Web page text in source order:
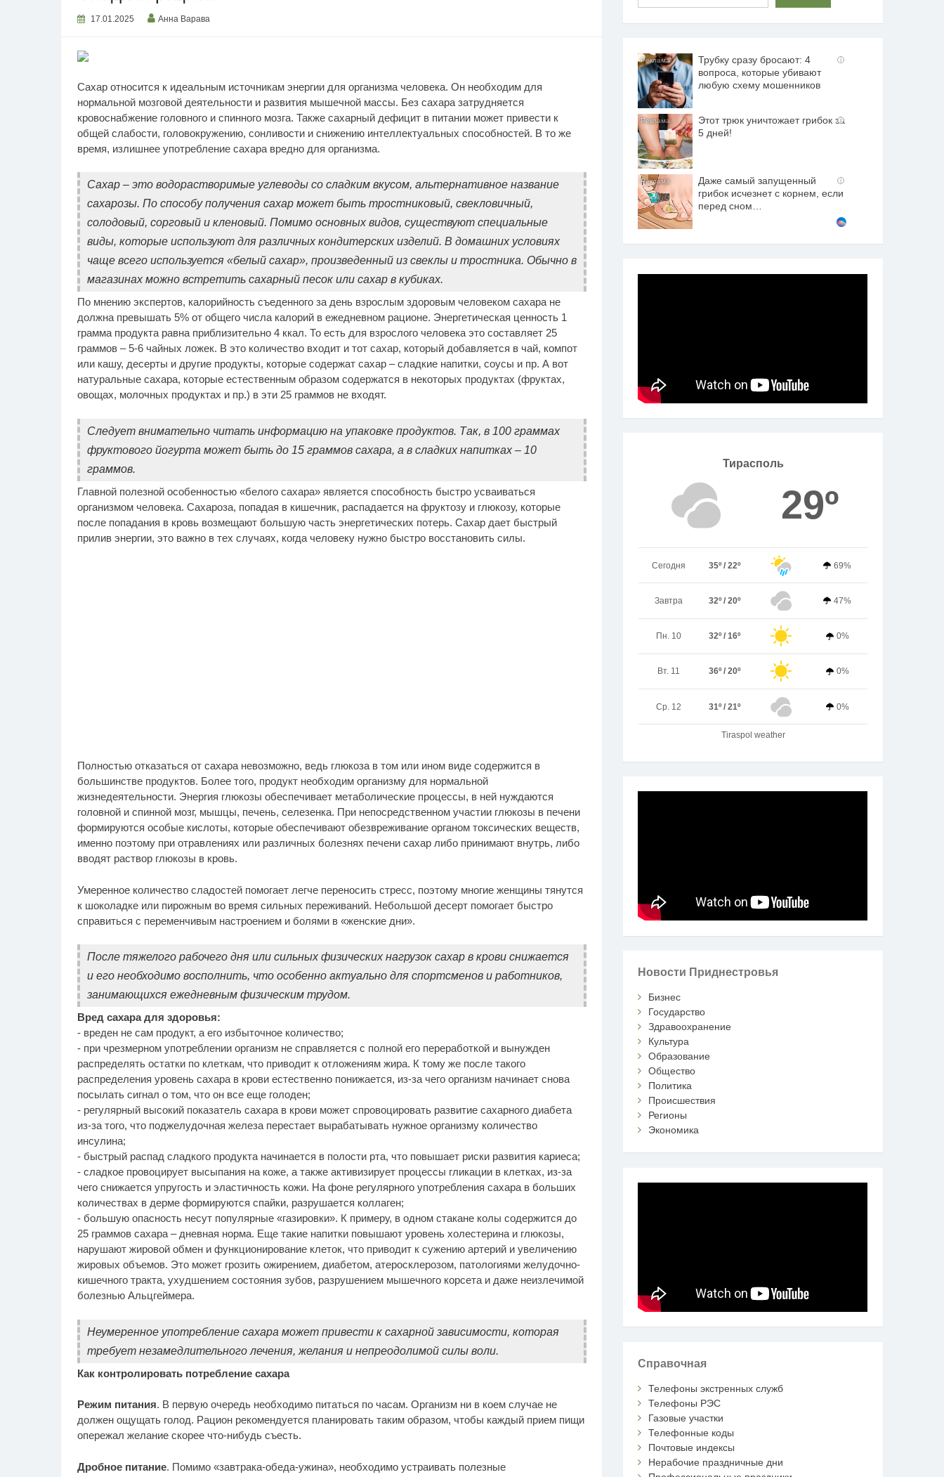
17.01.2025 Анна Варава
Сахар относится к идеальным источникам энергии для организма человека. Он необходим для
нормальной мозговой деятельности и развития мышечной массы. Без сахара затрудняется
кровоснабжение головного и спинного мозга. Также сахарный дефицит в питании может привести к
общей слабости, головокружению, сонливости и снижению интеллектуальных способностей. В то же
время, излишнее употребление сахара вредно для организма.
Сахар – это водорастворимые углеводы со сладким вкусом, альтернативное название
сахарозы. По способу получения сахар может быть тростниковый, свекловичный,
солодовый, сорговый и кленовый. Помимо основных видов, существуют специальные
виды, которые используют для различных кондитерских изделий. В домашних условиях
чаще всего используется «белый сахар», произведенный из свеклы и тростника. Обычно в
магазинах можно встретить сахарный песок или сахар в кубиках.
По мнению экспертов, калорийность съеденного за день взрослым здоровым человеком сахара не
должна превышать 5% от общего числа калорий в ежедневном рационе. Энергетическая ценность 1
грамма продукта равна приблизительно 4 ккал. То есть для взрослого человека это составляет 25
граммов – 5-6 чайных ложек. В это количество входит и тот сахар, который добавляется в чай, компот
или кашу, десерты и другие продукты, которые содержат сахар – сладкие напитки, соусы и пр. А вот
натуральные сахара, которые естественным образом содержатся в некоторых продуктах (фруктах,
овощах, молочных продуктах и пр.) в эти 25 граммов не входят.
Следует внимательно читать информацию на упаковке продуктов. Так, в 100 граммах
фруктового йогурта может быть до 15 граммов сахара, а в сладких напитках – 10
граммов.
Главной полезной особенностью «белого сахара» является способность быстро усваиваться
организмом человека. Сахароза, попадая в кишечник, распадается на фруктозу и глюкозу, которые
после попадания в кровь возмещают большую часть энергетических потерь. Сахар дает быстрый
прилив энергии, это важно в тех случаях, когда человеку нужно быстро восстановить силы.
Полностью отказаться от сахара невозможно, ведь глюкоза в том или ином виде содержится в
большинстве продуктов. Более того, продукт необходим организму для нормальной
жизнедеятельности. Энергия глюкозы обеспечивает метаболические процессы, в ней нуждаются
головной и спинной мозг, мышцы, печень, селезенка. При непосредственном участии глюкозы в печени
формируются особые кислоты, которые обеспечивают обезвреживание органом токсических веществ,
именно поэтому при отравлениях или различных болезнях печени сахар либо принимают внутрь, либо
вводят раствор глюкозы в кровь.
Умеренное количество сладостей помогает легче переносить стресс, поэтому многие женщины тянутся
к шоколадке или пирожным во время сильных переживаний. Небольшой десерт помогает быстро
справиться с переменчивым настроением и болями в «женские дни».
После тяжелого рабочего дня или сильных физических нагрузок сахар в крови снижается
и его необходимо восполнить, что особенно актуально для спортсменов и работников,
занимающихся ежедневным физическим трудом.
Вред сахара для здоровья:
- вреден не сам продукт, а его избыточное количество;
- при чрезмерном употреблении организм не справляется с полной его переработкой и вынужден
распределять остатки по клеткам, что приводит к отложениям жира. К тому же после такого
распределения уровень сахара в крови естественно понижается, из-за чего организм начинает снова
посылать сигнал о том, что он все еще голоден;
- регулярный высокий показатель сахара в крови может спровоцировать развитие сахарного диабета
из-за того, что поджелудочная железа перестает вырабатывать нужное организму количество
инсулина;
- быстрый распад сладкого продукта начинается в полости рта, что повышает риски развития кариеса;
- сладкое провоцирует высыпания на коже, а также активизирует процессы гликации в клетках, из-за
чего снижается упругость и эластичность кожи. На фоне регулярного употребления сахара в больших
количествах в дерме формируются спайки, разрушается коллаген;
- большую опасность несут популярные «газировки». К примеру, в одном стакане колы содержится до
25 граммов сахара – дневная норма. Еще такие напитки повышают уровень холестерина и глюкозы,
нарушают жировой обмен и функционирование клеток, что приводит к сужению артерий и увеличению
жировых объемов. Это может грозить ожирением, диабетом, атеросклерозом, патологиями желудочно-
кишечного тракта, ухудшением состояния зубов, разрушением мышечного корсета и даже неизлечимой
болезнью Альцгеймера.
Неумеренное употребление сахара может привести к сахарной зависимости, которая
требует незамедлительного лечения, желания и непреодолимой силы воли.
Как контролировать потребление сахара
Режим питания. В первую очередь необходимо питаться по часам. Организм ни в коем случае не
должен ощущать голод. Рацион рекомендуется планировать таким образом, чтобы каждый прием пищи
опережал желание скорее что-нибудь съесть.
Дробное питание. Помимо «завтрака-обеда-ужина», необходимо устраивать полезные
i
Трубку сразу бросают: 4
вопроса, которые убивают
любую схему мошенников
i
Этот трюк уничтожает грибок за
5 дней!
i
Даже самый запущенный
грибок исчезнет с корнем, если
перед сном…
Тирасполь
29º
Сегодня 35º / 22º 69%
Завтра 32º / 20º 47%
Пн. 10 32º / 16º 0%
Вт. 11 36º / 20º 0%
Ср. 12 31º / 21º 0%
Tiraspol weather
Новости Приднестровья
Бизнес
Государство
Здравоохранение
Культура
Образование
Общество
Политика
Происшествия
Регионы
Экономика
Справочная
Телефоны экстренных служб
Телефоны РЭС
Газовые участки
Телефонные коды
Почтовые индексы
Нерабочие праздничные дни